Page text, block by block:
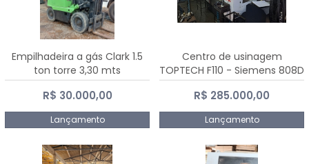
Empilhadeira a gás Clark 1.5
ton torre 3,30 mts
R$ 30.000,00
Lançamento
Centro de usinagem
TOPTECH F110 - Siemens 808D
Advanced
R$ 285.000,00
Lançamento